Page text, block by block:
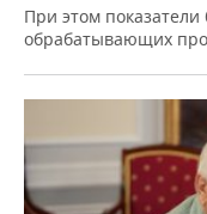
При этом
обрабатывающих